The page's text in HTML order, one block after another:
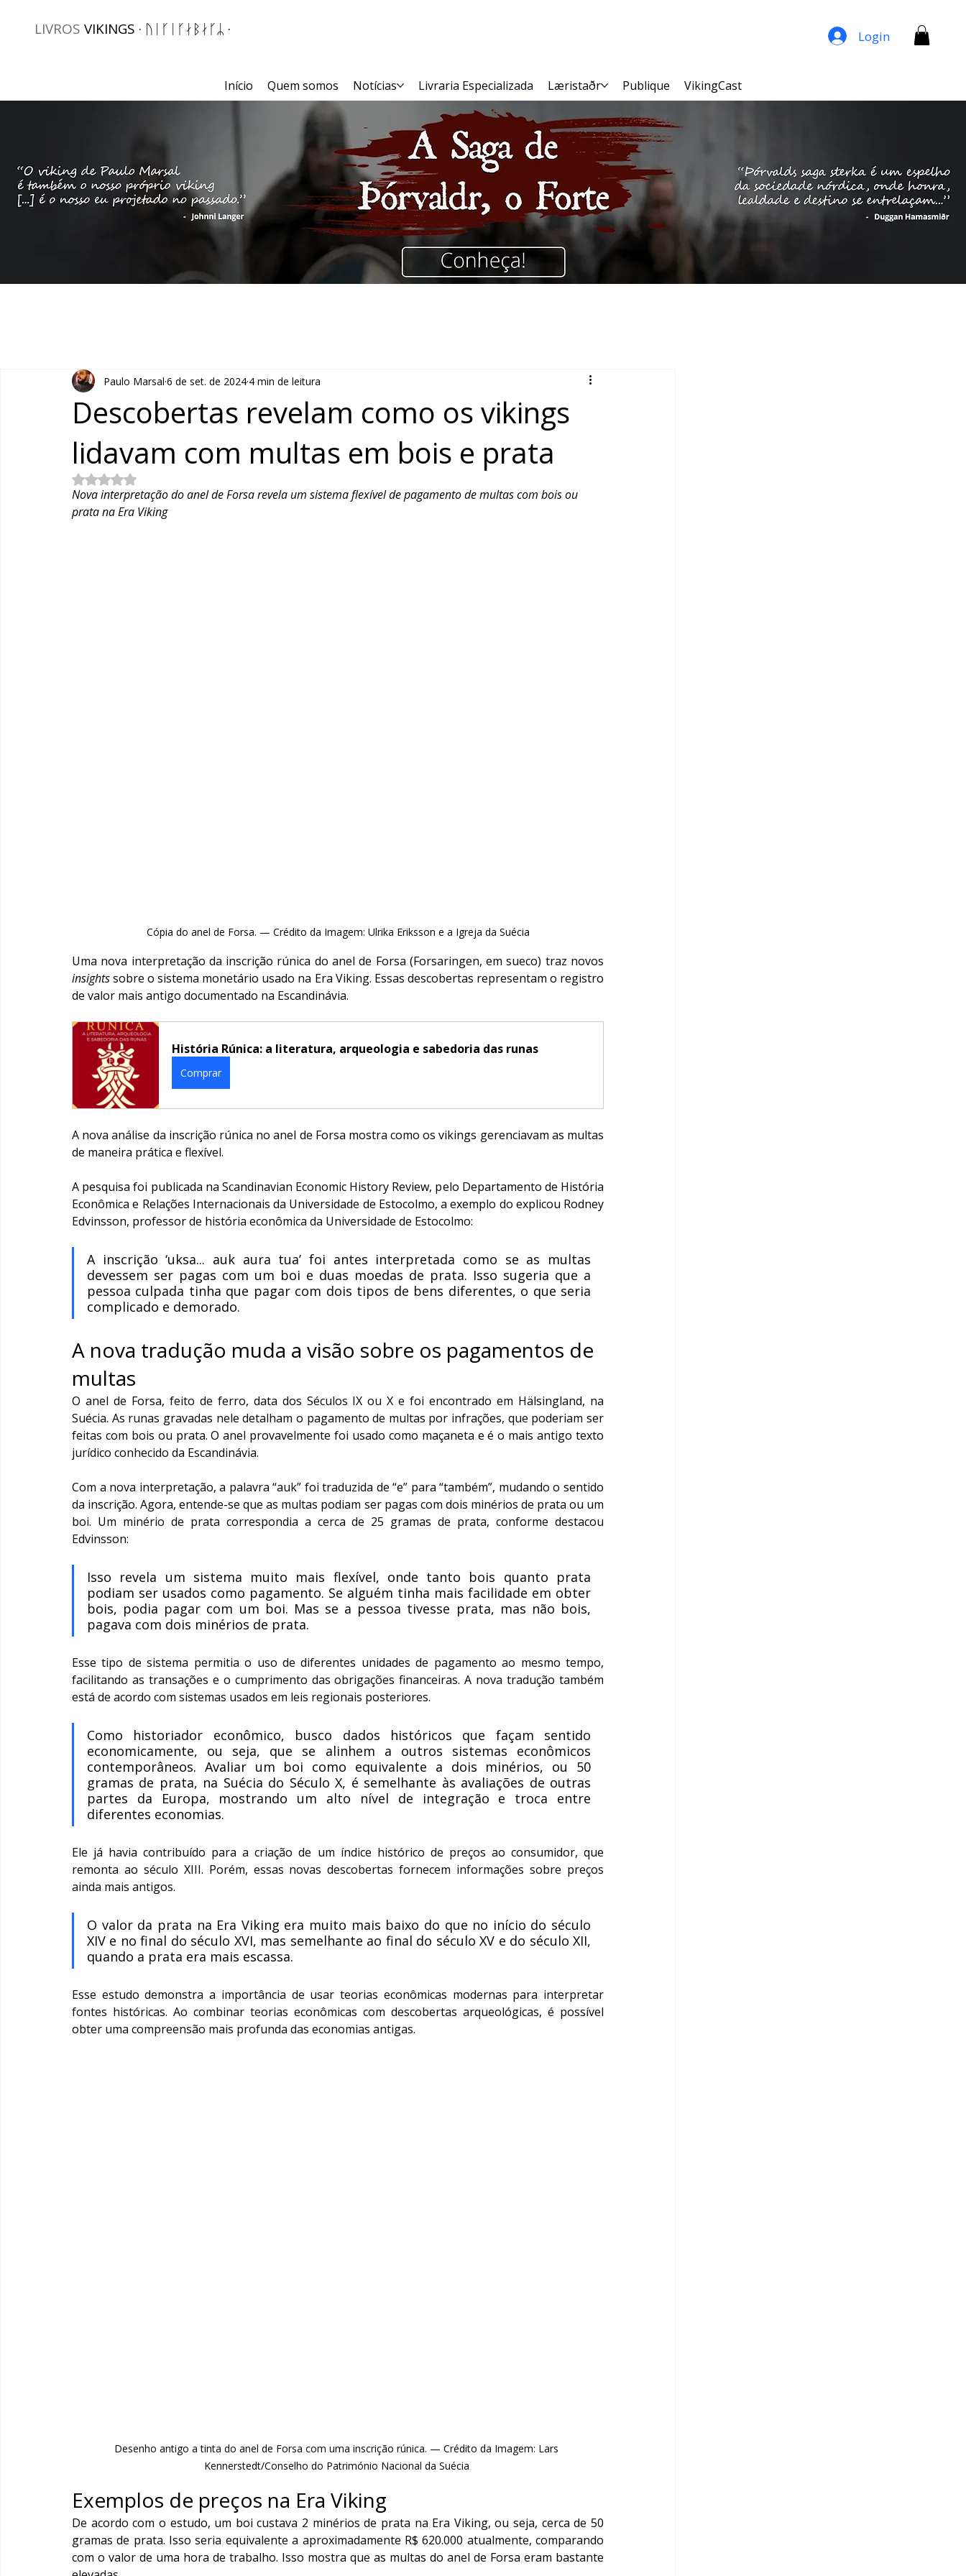
Início Quem somos Notícias Livraria Especializada Læristaðr Publique VikingCast
LIVROS VIKINGS · ᚢᛁᚴᛁᚴᛅᛒᛅᚴᛦ · Login
Descobertas revelam como os vikings
lidavam com multas em bois e prata
Paulo Marsal 6 de set. de 2024 4 min de leitura
Avaliado com NaN de 5 estrelas.
Nova interpretação do anel de Forsa revela um sistema flexível de pagamento de multas com bois ou
prata na Era Viking
Cópia do anel de Forsa. — Crédito da Imagem: Ulrika Eriksson e a Igreja da Suécia
insights sobre o sistema monetário usado na Era Viking. Essas descobertas representam o registro
de valor mais antigo documentado na Escandinávia.
História Rúnica: a literatura, arqueologia e sabedoria das runas
Comprar
A nova análise da inscrição rúnica no anel de Forsa mostra como os vikings gerenciavam as multas
de maneira prática e flexível.
A pesquisa foi publicada na Scandinavian Economic History Review, pelo Departamento de História
Econômica e Relações Internacionais da Universidade de Estocolmo, a exemplo do explicou Rodney
Edvinsson, professor de história econômica da Universidade de Estocolmo:
A inscrição ‘uksa... auk aura tua’ foi antes interpretada como se as multas
devessem ser pagas com um boi e duas moedas de prata. Isso sugeria que a
pessoa culpada tinha que pagar com dois tipos de bens diferentes, o que seria
complicado e demorado.
A nova tradução muda a visão sobre os pagamentos de
multas
O anel de Forsa, feito de ferro, data dos Séculos IX ou X e foi encontrado em Hälsingland, na
Suécia. As runas gravadas nele detalham o pagamento de multas por infrações, que poderiam ser
feitas com bois ou prata. O anel provavelmente foi usado como maçaneta e é o mais antigo texto
jurídico conhecido da Escandinávia.
Com a nova interpretação, a palavra “auk” foi traduzida de “e” para “também”, mudando o sentido
da inscrição. Agora, entende-se que as multas podiam ser pagas com dois minérios de prata ou um
boi. Um minério de prata correspondia a cerca de 25 gramas de prata, conforme destacou
Edvinsson:
Isso revela um sistema muito mais flexível, onde tanto bois quanto prata
podiam ser usados como pagamento. Se alguém tinha mais facilidade em obter
bois, podia pagar com um boi. Mas se a pessoa tivesse prata, mas não bois,
pagava com dois minérios de prata.
Esse tipo de sistema permitia o uso de diferentes unidades de pagamento ao mesmo tempo,
facilitando as transações e o cumprimento das obrigações financeiras. A nova tradução também
está de acordo com sistemas usados em leis regionais posteriores.
Como historiador econômico, busco dados históricos que façam sentido
economicamente, ou seja, que se alinhem a outros sistemas econômicos
contemporâneos. Avaliar um boi como equivalente a dois minérios, ou 50
gramas de prata, na Suécia do Século X, é semelhante às avaliações de outras
partes da Europa, mostrando um alto nível de integração e troca entre
diferentes economias.
Ele já havia contribuído para a criação de um índice histórico de preços ao consumidor, que
remonta ao século XIII. Porém, essas novas descobertas fornecem informações sobre preços
ainda mais antigos.
O valor da prata na Era Viking era muito mais baixo do que no início do século
XIV e no final do século XVI, mas semelhante ao final do século XV e do século XII,
quando a prata era mais escassa.
Esse estudo demonstra a importância de usar teorias econômicas modernas para interpretar
fontes históricas. Ao combinar teorias econômicas com descobertas arqueológicas, é possível
obter uma compreensão mais profunda das economias antigas.
Desenho antigo a tinta do anel de Forsa com uma inscrição rúnica. — Crédito da Imagem: Lars
Kennerstedt/Conselho do Património Nacional da Suécia
Exemplos de preços na Era Viking
De acordo com o estudo, um boi custava 2 minérios de prata na Era Viking, ou seja, cerca de 50
gramas de prata. Isso seria equivalente a aproximadamente R$ 620.000 atualmente, comparando
com o valor de uma hora de trabalho. Isso mostra que as multas do anel de Forsa eram bastante